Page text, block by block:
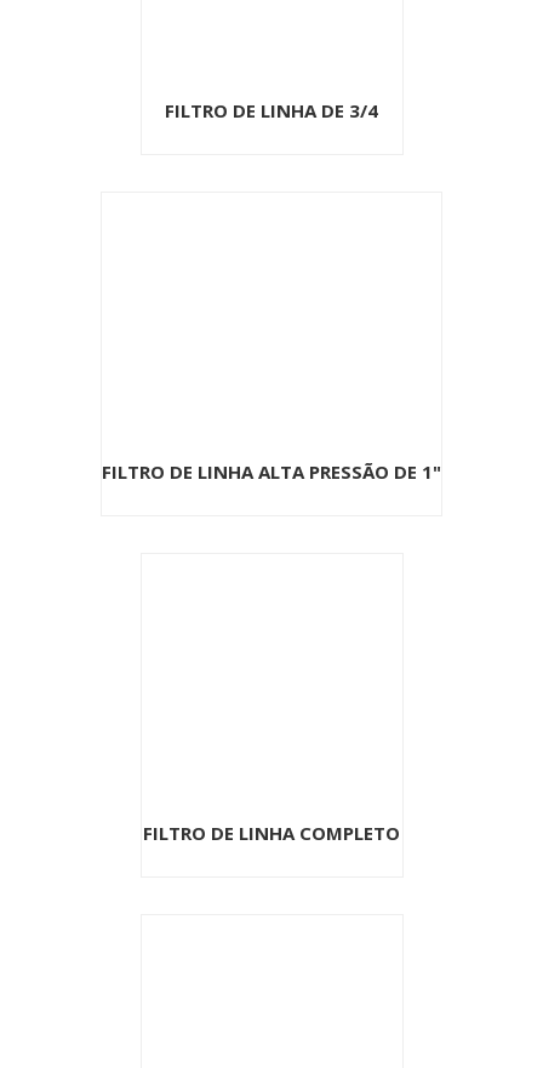
FILTRO DE LINHA DE 3/4
FILTRO DE LINHA ALTA PRESSÃO DE 1"
FILTRO DE LINHA COMPLETO